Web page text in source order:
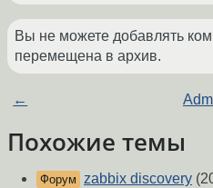
Вы не можете добавлять
перемещена в архив.
←
Похожие темы
Форум zabbix discovery